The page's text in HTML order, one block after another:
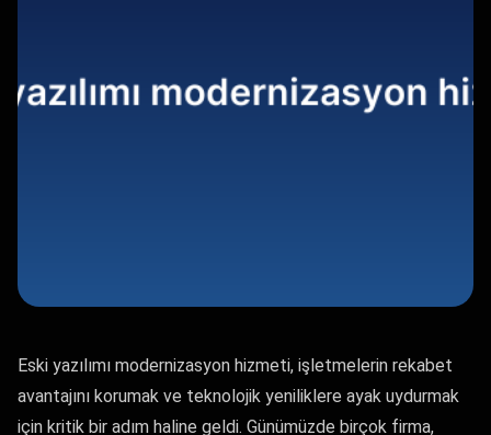
Eski yazılımı modernizasyon hizmeti, işletmelerin rekabet
avantajını korumak ve teknolojik yeniliklere ayak uydurmak
için kritik bir adım haline geldi. Günümüzde birçok firma,